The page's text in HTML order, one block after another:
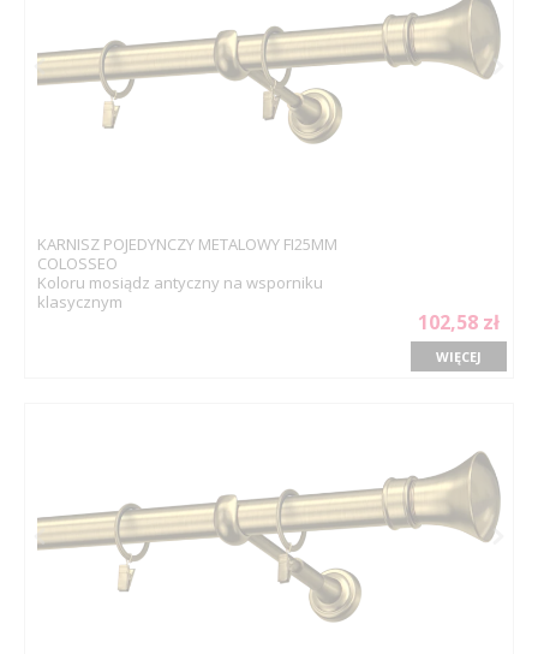
KARNISZ POJEDYNCZY METALOWY FI25MM
COLOSSEO
Koloru mosiądz antyczny na wsporniku
klasycznym
102,58 zł
WIĘCEJ